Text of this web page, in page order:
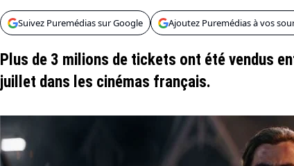
Suivez Puremédias sur Google Ajoutez Puremédias à vos
Plus de 3 milions de tickets ont été vendus
juillet dans les cinémas français.